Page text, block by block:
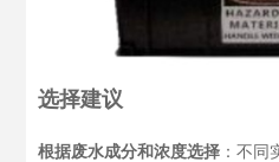
选择建议
根据废水成分和浓度选择 ：不